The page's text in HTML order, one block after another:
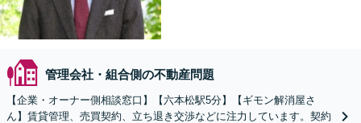
管理会社・組合側の不動産問題
【企業・オーナー側相談窓口】【六本松駅5分】【ギモン解消屋さ
ん】賃貸管理、売買契約、立ち退き交渉などに注力しています。契約